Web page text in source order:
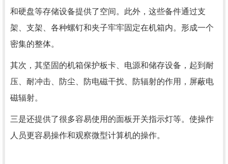
和硬盘等存储设备提供了空间。此外，这些备件通过支
架、支架、各种螺钉和夹子牢牢固定在机箱内。形成一个
密集的整体。
其次，其坚固的机箱保护板卡、电源和储存设备，起到耐
压、耐冲击、防尘、防电磁干扰、防辐射的作用，屏蔽电
磁辐射。
三是还提供了很多容易使用的面板开关指示灯等。使操作
人员更容易操作和观察微型计算机的操作。